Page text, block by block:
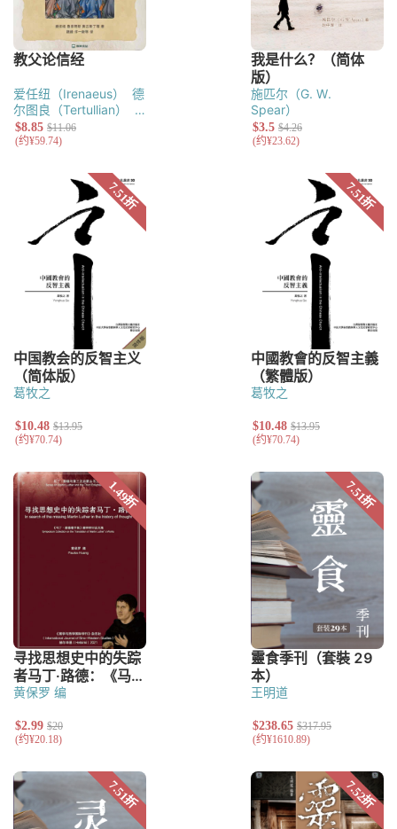
爱任纽（Irenaeus）
德
尔图良（Tertullian）
鲁菲努斯（Rufinus of
Aquileia）
Chrysologus） 安波罗
修（Ambrose） 奥古斯
丁（Augustine of
Hippo）
施匹尔（G. W.
Spear）
葛牧之 葛牧之
黄保罗 编 王明道